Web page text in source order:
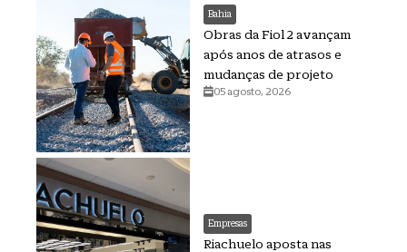
Bahia
Obras da Fiol 2 avançam
após anos de atrasos e
mudanças de projeto
05 agosto, 2026
Empresas
Riachuelo aposta nas